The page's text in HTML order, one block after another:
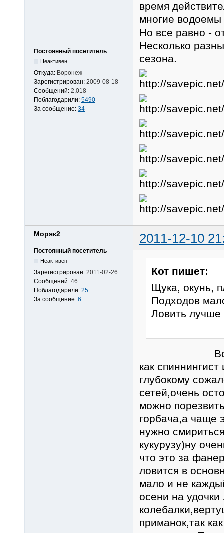
Постоянный посетитель
Неактивен
Откуда: Воронеж
Зарегистрирован: 2009-08-18
Сообщений: 2,018
Поблагодарили: 5490
За сообщение: 34
время
многие водоемы
Но все равно -
Несколько
сезона.
Моряк2 2011-12-10
Постоянный посетитель
Неактивен
Зарегистрирован: 2011-02-26
Сообщений: 46
Поблагодарили: 25
За сообщение: 6
Кот пишет:
Щука, окунь,
Подходов
Ловить лучше
Всё
как
глубокому
сетей,очень
можно
горбача,а чаще
нужно
кукурузу)ну
что это за
ловится в
мало и не
осени на
приманок,так